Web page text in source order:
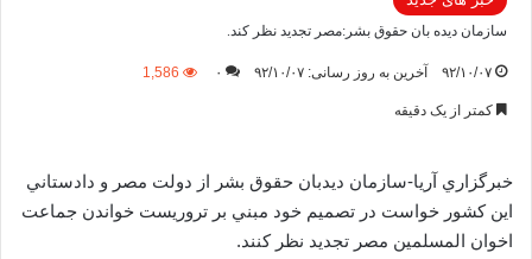
سازمان دیده بان حقوق بشر:مصر تجدید نظر کند.
۹۲/۱۰/۰۷ آخرین به روز رسانی: ۹۲/۱۰/۰۷ ۰ 1,586
کمتر از یک دقیقه
خبرگزاري آريا-سازمان ديدبان حقوق بشر از دولت مصر و دادستاني
اين کشور خواست در تصميم خود مبني بر تروريست خواندن جماعت
اخوان المسلمين مصر تجديد نظر کنند.